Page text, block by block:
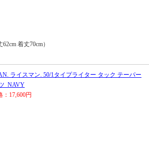
着丈70cm）
ライスマン. 50/1タイプライター タック テーパー
_NAVY
：17,600円